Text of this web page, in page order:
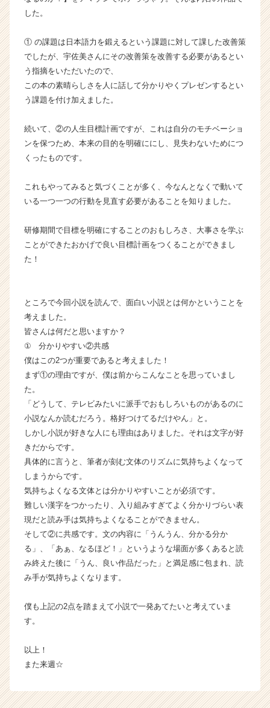
届
く
就
活
サ
ト
ア
リ
ア
h
e
r
e
した。
① の課題は日本語力を鍛えるという課題に対して課した改善策
でしたが、宇佐美さんにその改善策を改善する必要があるとい
う指摘をいただいたので、
この本の素晴らしさを人に話して分かりやくプレゼンするとい
う課題を付け加えました。
続いて、②の人生目標計画ですが、これは自分のモチベーショ
ンを保つため、本来の目的を明確ににし、見失わないためにつ
くったものです。
これもやってみると気づくことが多く、今なんとなくで動いて
いる一つ一つの行動を見直す必要があることを知りました。
研修期間で目標を明確にすることのおもしろさ、大事さを学ぶ
ことができたおかげで良い目標計画をつくることができまし
た！
ところで今回小説を読んで、面白い小説とは何かということを
考えました。
皆さんは何だと思いますか？
① 分かりやすい②共感
僕はこの2つが重要であると考えました！
まず①の理由ですが、僕は前からこんなことを思っていまし
た。
「どうして、テレビみたいに派手でおもしろいものがあるのに
小説なんか読むだろう。格好つけてるだけやん」と。
しかし小説が好きな人にも理由はありました。それは文字が好
きだからです。
具体的に言うと、筆者が刻む文体のリズムに気持ちよくなって
しまうからです。
気持ちよくなる文体とは分かりやすいことが必須です。
難しい漢字をつかったり、入り組みすぎてよく分かりづらい表
現だと読み手は気持ちよくなることができません。
そして②に共感です。文の内容に「うんうん、分かる分か
る」、「あぁ、なるほど！」というような場面が多くあると読
み終えた後に「うん、良い作品だった」と満足感に包まれ、読
み手が気持ちよくなります。
僕も上記の2点を踏まえて小説で一発あてたいと考えていま
す。
以上！
また来週☆